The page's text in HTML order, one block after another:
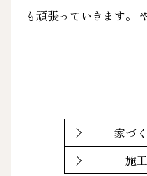
も頑張っていきます。
家づ
施